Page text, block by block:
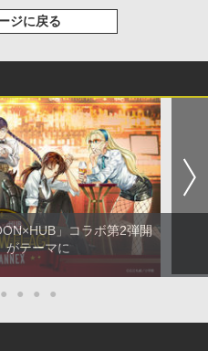
ジに戻る
」コラボ第2弾開
がテーマに
● ● ● ●